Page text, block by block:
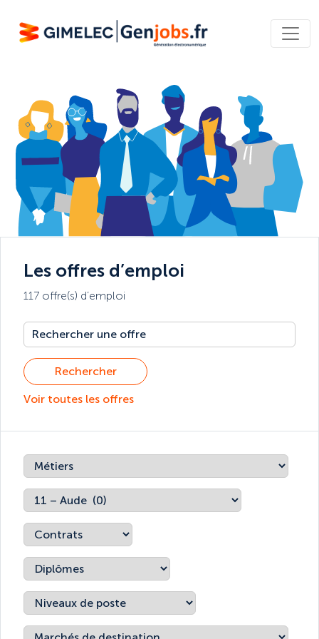
Les offres d’emploi
117 offre(s) d’emploi
Rechercher
Voir toutes les offres